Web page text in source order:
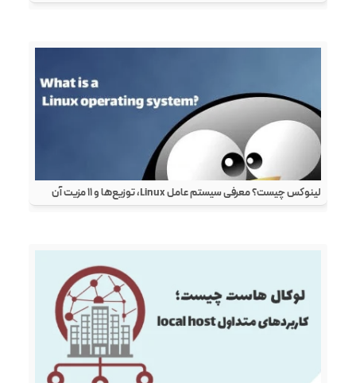
لینوکس چیست؟ معرفی سیستم عامل Linux، توزیع‌ها و ۱۱ مزیت آن